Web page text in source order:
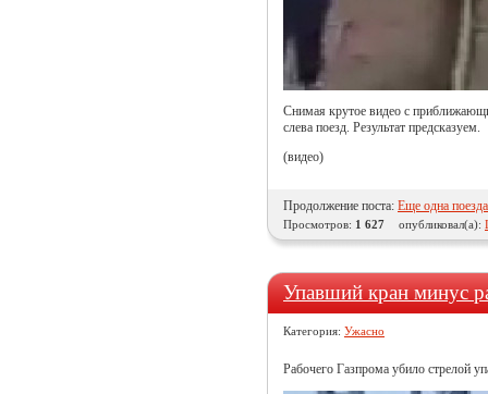
Снимая крутое видео с
слева поезд. Результат предсказуем.
(видео)
Продолжение поста: Еще одна
Просмотров: 1 627 опубликовал(а):
Упавший кран минус
Категория: Ужасно
Рабочего Газпрома убило стрелой